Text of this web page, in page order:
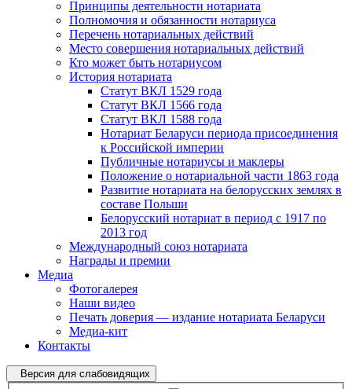
Принципы деятельности нотариата
Полномочия и обязанности нотариуса
Перечень нотариальных действий
Место совершения нотариальных действий
Кто может быть нотариусом
История нотариата
Статут ВКЛ 1529 года
Статут ВКЛ 1566 года
Статут ВКЛ 1588 года
Нотариат Беларуси периода присоединения
к Российской империи
Публичные нотариусы и маклеры
Положение о нотариальной части 1863 года
Развитие нотариата на белорусских землях в
составе Польши
Белорусский нотариат в период с 1917 по
2013 год
Международный союз нотариата
Награды и премии
Медиа
Фотогалерея
Наши видео
Печать доверия — издание нотариата Беларуси
Медиа-кит
Контакты
Версия для слабовидящих